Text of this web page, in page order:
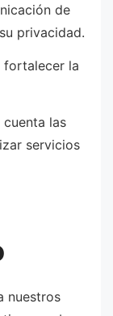
de
privacidad.
fortalecer la
las
servicios
nuestros